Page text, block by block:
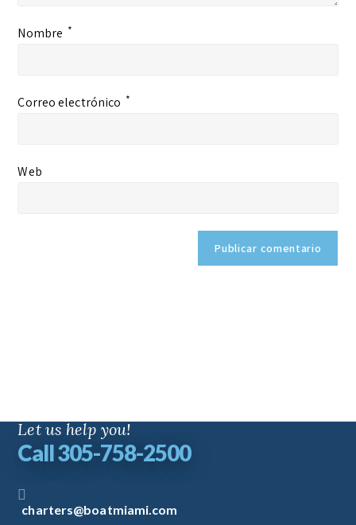
Nombre *
Correo electrónico *
Web
Let us help you!
Call 305-758-2500
charters@boatmiami.com